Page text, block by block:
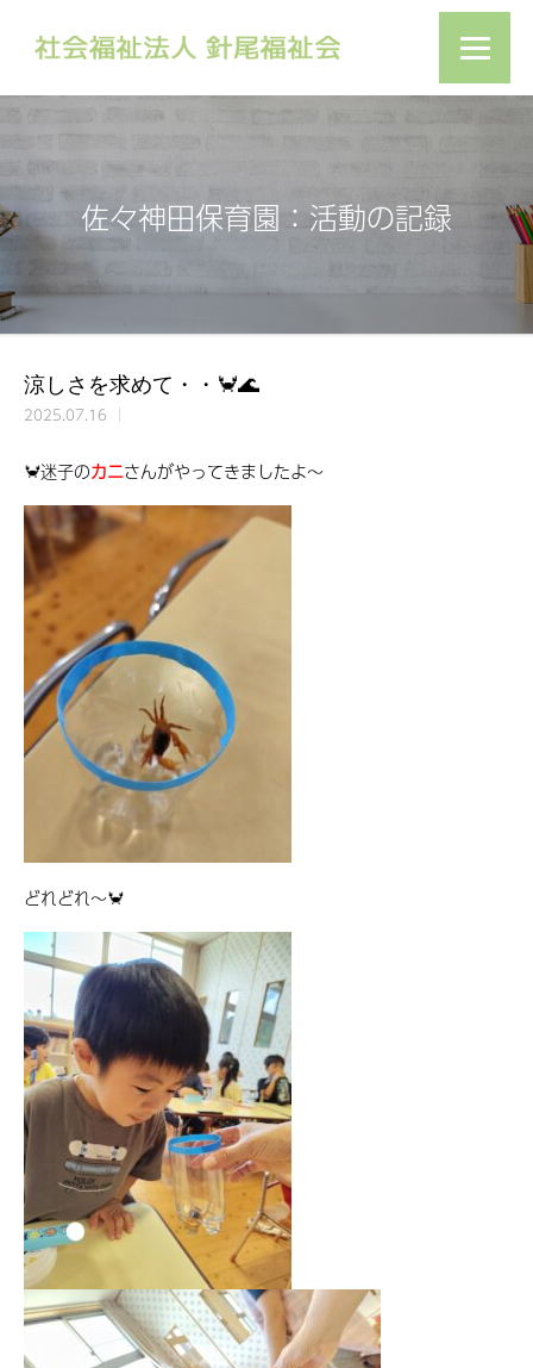
佐々神田保育園：活動の記録
涼しさを求めて・・🦀🌊
2025.07.16
🦀迷子のカニさんがやってきましたよ～
どれどれ～🦀